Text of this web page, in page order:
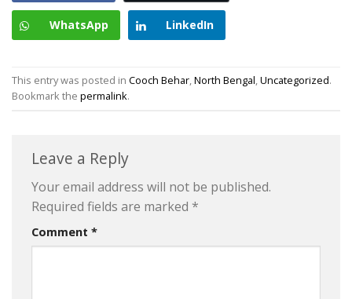
WhatsApp LinkedIn
This entry was posted in Cooch Behar,North Bengal,Uncategorized.
Bookmark the permalink.
Leave a Reply
Your email address will not be published.
Required fields are marked *
Comment *